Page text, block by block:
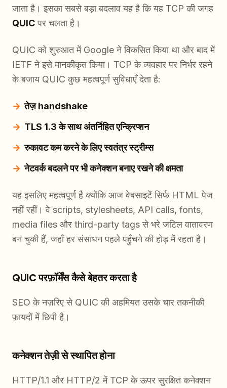
जाता है। इसका सबसे बड़ा बदलाव यह है कि यह TCP की जगह
QUICपर चलता है।
QUIC को शुरुआत में Google ने विकसित किया था और बाद में
IETF ने इसे मानकीकृत किया। TCP के व्यवहार पर निर्भर रहने
के बजाय QUIC कुछ महत्वपूर्ण सुविधाएँ देता है:
तेज़ handshake
TLS 1.3 के साथ अंतर्निहित एन्क्रिप्शन
रुकावट कम करने के लिए स्वतंत्र स्ट्रीम्स
नेटवर्क बदलने पर भी कनेक्शन बनाए रखने की क्षमता
यह इसलिए महत्वपूर्ण है क्योंकि आज वेबसाइटें सिर्फ HTML पेज
नहीं रहीं। वे scripts, stylesheets, API calls, fonts,
media files और third-party tags से भरे जटिल वातावरण
बन चुकी हैं, जहाँ हर संसाधन पहले पहुँचने की होड़ में रहता है।
QUIC परफ़ॉर्मेंस कैसे बेहतर करता है
SEO के नज़रिए से QUIC की अहमियत उसके चार तकनीकी
फ़ायदों में छिपी है।
कनेक्शन तेज़ी से स्थापित होना
HTTP/1.1 और HTTP/2 में TCP के ऊपर सुरक्षित कनेक्शन